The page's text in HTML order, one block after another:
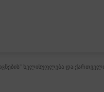
ხელისუფლება და